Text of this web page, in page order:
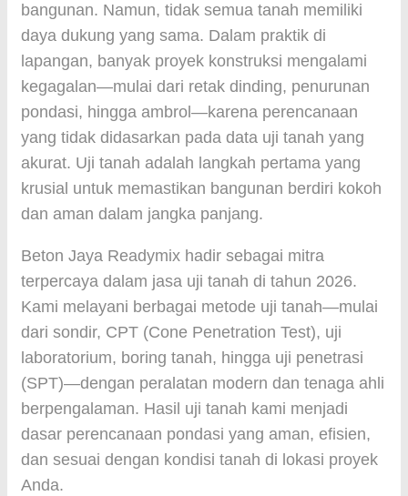
bangunan. Namun, tidak semua tanah memiliki
daya dukung yang sama. Dalam praktik di
lapangan, banyak proyek konstruksi mengalami
kegagalan—mulai dari retak dinding, penurunan
pondasi, hingga ambrol—karena perencanaan
yang tidak didasarkan pada data uji tanah yang
akurat. Uji tanah adalah langkah pertama yang
krusial untuk memastikan bangunan berdiri kokoh
dan aman dalam jangka panjang.
Beton Jaya Readymix hadir sebagai mitra
terpercaya dalam jasa uji tanah di tahun 2026.
Kami melayani berbagai metode uji tanah—mulai
dari sondir, CPT (Cone Penetration Test), uji
laboratorium, boring tanah, hingga uji penetrasi
(SPT)—dengan peralatan modern dan tenaga ahli
berpengalaman. Hasil uji tanah kami menjadi
dasar perencanaan pondasi yang aman, efisien,
dan sesuai dengan kondisi tanah di lokasi proyek
Anda.